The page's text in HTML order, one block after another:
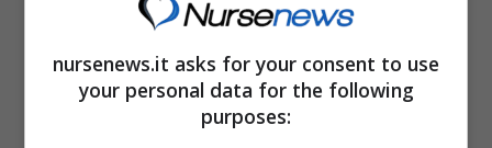
nursenews.it asks for your consent to use
your personal data for the following
purposes: